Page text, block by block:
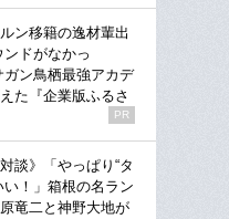
ルン移籍の逸材輩出
ンドがなかっ
ン鳥栖最強アカデ
た『企業版ふるさ
PR
対談》「やっぱり“タ
い！」箱根の名ラン
竜二と神野大地が